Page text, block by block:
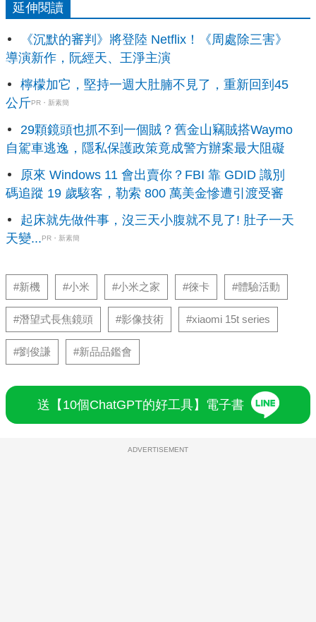
延伸閱讀
《沉默的審判》將登陸 Netflix！《周處除三害》
導演新作，阮經天、王淨主演
檸檬加它，堅持一週大肚腩不見了，重新回到45
公斤PR・新素簡
29顆鏡頭也抓不到一個賊？舊金山竊賊搭Waymo
自駕車逃逸，隱私保護政策竟成警方辦案最大阻礙
原來 Windows 11 會出賣你？FBI 靠 GDID 識別
碼追蹤 19 歲駭客，勒索 800 萬美金慘遭引渡受審
起床就先做件事，沒三天小腹就不見了! 肚子一天
天變... PR・新素簡
#新機 #小米 #小米之家 #徠卡 #體驗活動
#潛望式長焦鏡頭 #影像技術 #xiaomi 15t series
#劉俊謙 #新品品鑑會
送【10個ChatGPT的好工具】電子書
ADVERTISEMENT